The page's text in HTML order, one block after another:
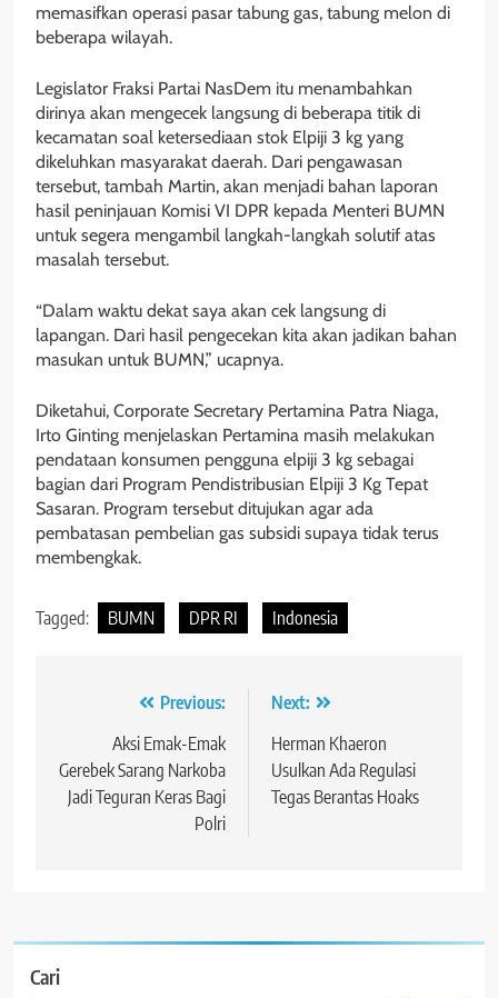
memasifkan operasi pasar tabung gas, tabung melon di
beberapa wilayah.
Legislator Fraksi Partai NasDem itu menambahkan
dirinya akan mengecek langsung di beberapa titik di
kecamatan soal ketersediaan stok Elpiji 3 kg yang
dikeluhkan masyarakat daerah. Dari pengawasan
tersebut, tambah Martin, akan menjadi bahan laporan
hasil peninjauan Komisi VI DPR kepada Menteri BUMN
untuk segera mengambil langkah-langkah solutif atas
masalah tersebut.
“Dalam waktu dekat saya akan cek langsung di
lapangan. Dari hasil pengecekan kita akan jadikan bahan
masukan untuk BUMN,” ucapnya.
Diketahui, Corporate Secretary Pertamina Patra Niaga,
Irto Ginting menjelaskan Pertamina masih melakukan
pendataan konsumen pengguna elpiji 3 kg sebagai
bagian dari Program Pendistribusian Elpiji 3 Kg Tepat
Sasaran. Program tersebut ditujukan agar ada
pembatasan pembelian gas subsidi supaya tidak terus
membengkak.
Tagged: BUMN DPR RI Indonesia
Navigasi Previous:
Aksi Emak-Emak
Gerebek Sarang Narkoba
Jadi Teguran Keras Bagi
Polri
Next:
Herman Khaeron
Usulkan Ada Regulasi
Tegas Berantas Hoaks
Cari